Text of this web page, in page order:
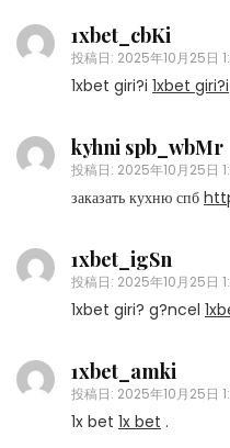
1xbet_cbKi
投稿日: 2025年10月25日
1xbet giri?i 1xbet giri?i
kyhni spb_wbMr
投稿日: 2025年10月25日
заказать кухню спб
1xbet_igSn
投稿日: 2025年10月25日
1xbet giri? g?ncel
1xbet_amki
投稿日: 2025年10月25日
1x bet 1x bet .